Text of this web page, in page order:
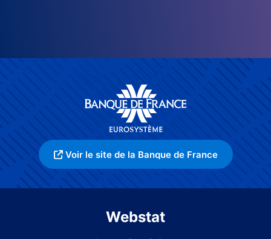
Voir le site de la Banque de France
Webstat